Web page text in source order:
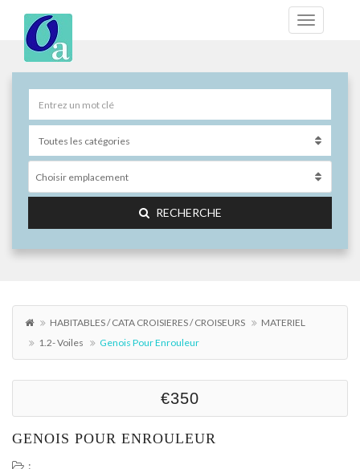
Choisir emplacement
RECHERCHE
HABITABLES / CATA CROISIERES / CROISEURS
MATERIEL
1.2- Voiles
Genois Pour Enrouleur
€350
GENOIS POUR ENROULEUR
: